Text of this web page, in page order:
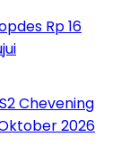
Rp 16
Chevening
2026